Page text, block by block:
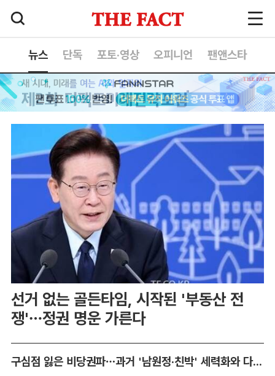
뉴스 단독 포토·영상 오피니언 팬앤스타
선거 없는 골든타임, 시작된 '부동산 전
쟁'…정권 명운 가른다
구심점 잃은 비당권파…과거 '남원정·친박' 세력화와 다른 점은